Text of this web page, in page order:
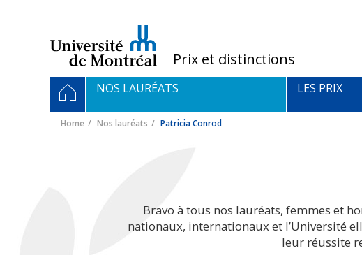
/Prix et distinctions
Navigation
principale
HOMENOS LAURÉATS LES PRIX
Home Nos lauréats Patricia Conrod
Bravo à tous nos lauréats, femmes et
nationaux, internationaux et l’Université
leur réussite